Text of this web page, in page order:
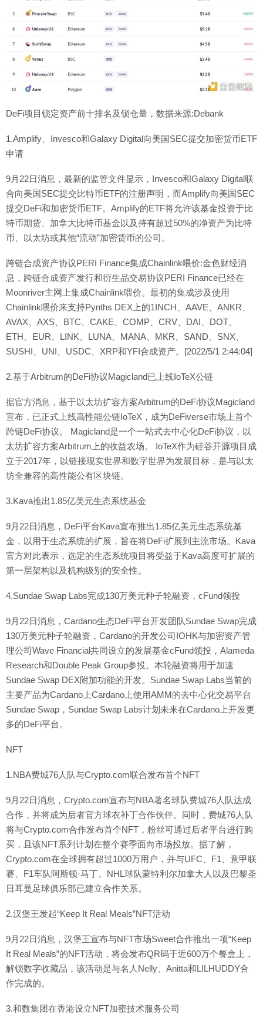
DeFi项目锁定资产前十排名及锁仓量，数据来源:Debank
1.Amplify、Invesco和Galaxy Digital向美国SEC提交加密货币ETF
申请
9月22日消息，最新的监管文件显示，Invesco和Galaxy Digital联
合向美国SEC提交比特币ETF的注册声明，而Amplify向美国SEC
提交DeFi和加密货币ETF。Amplify的ETF将允许该基金投资于比
特币期货、加拿大比特币基金以及持有超过50%的净资产为比特
币、以太坊或其他“流动”加密货币的公司。
跨链合成资产协议PERI Finance集成Chainlink喂价:金色财经消
息，跨链合成资产发行和衍生品交易协议PERI Finance已经在
Moonriver主网上集成Chainlink喂价。最初的集成涉及使用
Chainlink喂价来支持Pynths DEX上的1INCH、AAVE、ANKR、
AVAX、AXS、BTC、CAKE、COMP、CRV、DAI、DOT、
ETH、EUR、LINK、LUNA、MANA、MKR、SAND、SNX、
SUSHI、UNI、USDC、XRP和YFI合成资产。[2022/5/1 2:44:04]
2.基于Arbitrum的DeFi协议Magicland已上线IoTeX公链
据官方消息，基于以太坊扩容方案Arbitrum的DeFi协议Magicland
宣布，已正式上线高性能公链IoTeX，成为DeFiverse市场上首个
跨链DeFi协议。 Magicland是一个一站式去中心化DeFi协议，以
太坊扩容方案Arbitrum上的收益农场。 IoTeX作为硅谷开源项目成
立于2017年，以链接现实世界和数字世界为发展目标，是与以太
坊全兼容的高性能公有区块链。
3.Kava推出1.85亿美元生态系统基金
9月22日消息，DeFi平台Kava宣布推出1.85亿美元生态系统基
金，以用于生态系统的扩展，旨在将DeFi扩展到主流市场。Kava
官方对此表示，选定的生态系统项目将受益于Kava高度可扩展的
第一层架构以及机构级别的安全性。
4.Sundae Swap Labs完成130万美元种子轮融资，cFund领投
9月22日消息，Cardano生态DeFi平台开发团队Sundae Swap完成
130万美元种子轮融资，Cardano的开发公司IOHK与加密资产管
理公司Wave Financial共同设立的发展基金cFund领投，Alameda
Research和Double Peak Group参投。本轮融资将用于加速
Sundae Swap DEX附加功能的开发。Sundae Swap Labs当前的
主要产品为Cardano上Cardano上使用AMM的去中心化交易平台
Sundae Swap，Sundae Swap Labs计划未来在Cardano上开发更
多的DeFi平台。
NFT
1.NBA费城76人队与Crypto.com联合发布首个NFT
9月22日消息，Crypto.com宣布与NBA著名球队费城76人队达成
合作，并将成为后者官方球衣补丁合作伙伴。同时，费城76人队
将与Crypto.com合作发布首个NFT，粉丝可通过后者平台进行购
买，且该NFT系列计划在整个赛季面向市场投放。据了解，
Crypto.com在全球拥有超过1000万用户，并与UFC、F1、意甲联
赛、F1车队阿斯顿·马丁、NHL球队蒙特利尔加拿大人以及巴黎圣
日耳曼足球俱乐部已建立合作关系。
2.汉堡王发起“Keep It Real Meals”NFT活动
9月22日消息，汉堡王宣布与NFT市场Sweet合作推出一项“Keep
It Real Meals”的NFT活动，将会发布QR码于近600万个餐盒上，
解锁数字收藏品，该活动是与名人Nelly、Anitta和LILHUDDY合
作完成的。
3.和数集团在香港设立NFT加密技术服务公司